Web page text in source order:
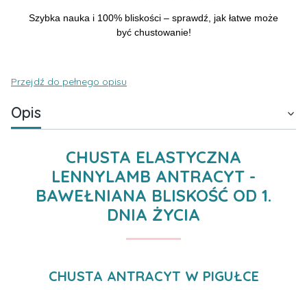
Szybka nauka i 100% bliskości – sprawdź, jak łatwe może
być chustowanie!
Przejdź do pełnego opisu
Opis
CHUSTA ELASTYCZNA
LENNYLAMB ANTRACYT -
BAWEŁNIANA BLISKOŚĆ OD 1.
DNIA ŻYCIA
CHUSTA ANTRACYT W PIGUŁCE